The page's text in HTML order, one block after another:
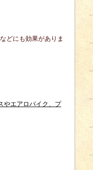
などにも効果がありま
やエアロバイク、プ